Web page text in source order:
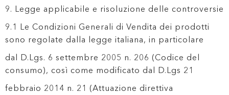
9. Legge applicabile e risoluzione delle controversie
9.1 Le Condizioni Generali di Vendita dei prodotti
sono regolate dalla legge italiana, in particolare
dal D.Lgs. 6 settembre 2005 n. 206 (Codice del
consumo), così come modificato dal D.Lgs 21
febbraio 2014 n. 21 (Attuazione direttiva